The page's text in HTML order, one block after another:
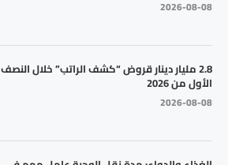
2026-08-08
2.8 مليار دينار قروض “كشف الراتب” خلال النصف
الأول من 2026
2026-08-08